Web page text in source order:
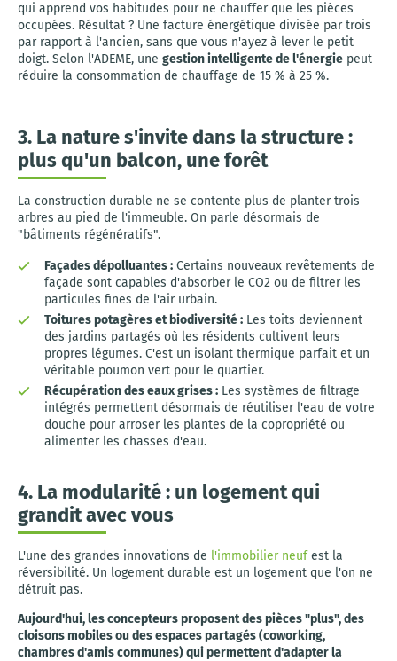
qui apprend vos habitudes pour ne chauffer que les pièces
occupées. Résultat ? Une facture énergétique divisée par trois
par rapport à l'ancien, sans que vous n'ayez à lever le petit
doigt. Selon l'ADEME, une gestion intelligente de l'énergie peut
réduire la consommation de chauffage de 15 % à 25 %.
3. La nature s'invite dans la structure :
plus qu'un balcon, une forêt
La construction durable ne se contente plus de planter trois
arbres au pied de l'immeuble. On parle désormais de
"bâtiments régénératifs".
Façades dépolluantes : Certains nouveaux revêtements de
façade sont capables d'absorber le CO2 ou de filtrer les
particules fines de l'air urbain.
Toitures potagères et biodiversité : Les toits deviennent
des jardins partagés où les résidents cultivent leurs
propres légumes. C'est un isolant thermique parfait et un
véritable poumon vert pour le quartier.
Récupération des eaux grises : Les systèmes de filtrage
intégrés permettent désormais de réutiliser l'eau de votre
douche pour arroser les plantes de la copropriété ou
alimenter les chasses d'eau.
4. La modularité : un logement qui
grandit avec vous
L'une des grandes innovations de l'immobilier neufest la
réversibilité. Un logement durable est un logement que l'on ne
détruit pas.
Aujourd'hui, les concepteurs proposent des pièces "plus", des
cloisons mobiles ou des espaces partagés (coworking,
chambres d'amis communes) qui permettent d'adapter la